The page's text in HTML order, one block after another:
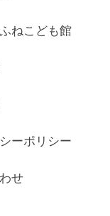
ねこども館
ーポリシー
せ